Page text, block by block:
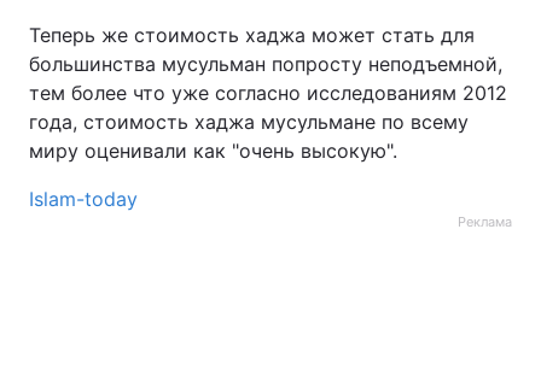
Теперь же стоимость хаджа может стать для
большинства мусульман попросту неподъемной,
тем более что уже согласно исследованиям 2012
года, стоимость хаджа мусульмане по всему
миру оценивали как "очень высокую".
Islam-today
Реклама